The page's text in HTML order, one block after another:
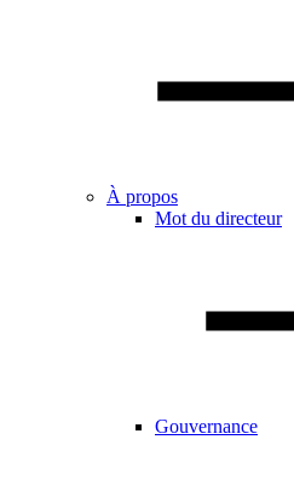
À propos
Mot du directeur
Gouvernance